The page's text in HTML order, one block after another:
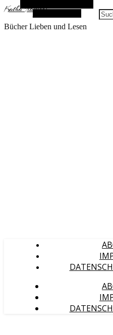
KathaFlauschi
Bücher Lieben und Lesen
Zufallsauswahl